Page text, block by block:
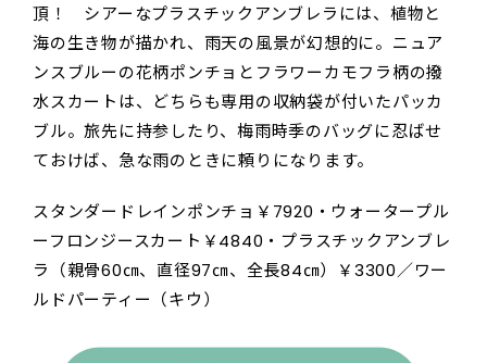
頂！ シアーなプラスチックアンブレラには、植物と
海の生き物が描かれ、雨天の風景が幻想的に。ニュア
ンスブルーの花柄ポンチョとフラワーカモフラ柄の撥
水スカートは、どちらも専用の収納袋が付いたパッカ
ブル。旅先に持参したり、梅雨時季のバッグに忍ばせ
ておけば、急な雨のときに頼りになります。
スタンダードレインポンチョ￥7920・ウォータープル
ーフロンジースカート￥4840・プラスチックアンブレ
ラ（親骨60㎝、直径97㎝、全長84㎝）￥3300／ワー
ルドパーティー（キウ）